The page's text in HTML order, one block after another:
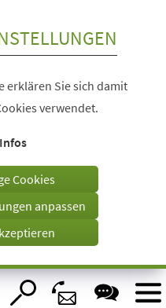
erklären Sie sich damit
verwendet.
Cookies
anpassen